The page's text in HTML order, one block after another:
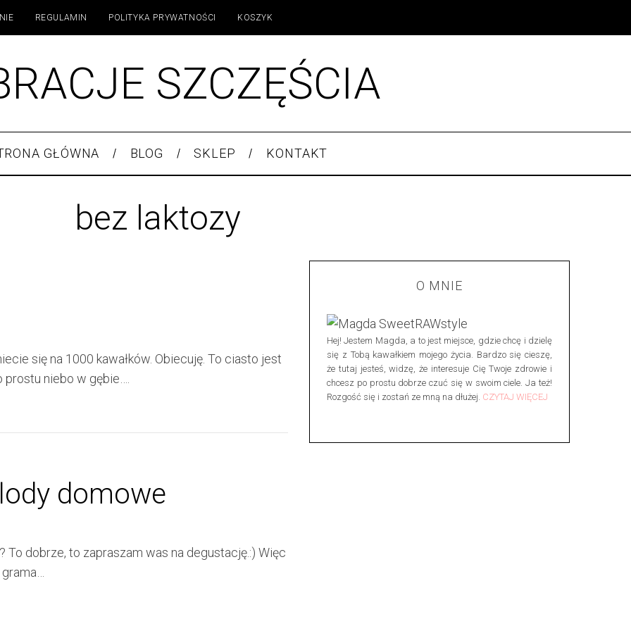
REGULAMIN POLITYKA PRYWATNOŚCI KOSZYK
SZCZĘŚCIA
GŁÓWNA BLOG SKLEP KONTAKT
bez laktozy
się na 1000 kawałków. Obiecuję. To ciasto jest
niebo w gębie….
domowe
dobrze, to zapraszam was na degustację.:) Więc
O MNIE
Hej! Jestem Magda, a to jest miejsce, gdzie chcę i dzielę
się z Tobą kawałkiem mojego życia. Bardzo się cieszę,
że tutaj jesteś, widzę, że interesuje Cię Twoje zdrowie i
chcesz po prostu dobrze czuć się w swoim ciele. Ja też!
Rozgość się i zostań ze mną na dłużej. CZYTAJ WIĘCEJ